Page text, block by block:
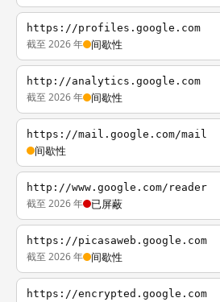
https://profiles.google.com
截至 2026 年 间歇性
http://analytics.google.com
截至 2026 年 间歇性
https://mail.google.com/mail
间歇性
http://www.google.com/reader
截至 2026 年 已屏蔽
https://picasaweb.google.com
截至 2026 年 间歇性
https://encrypted.google.com